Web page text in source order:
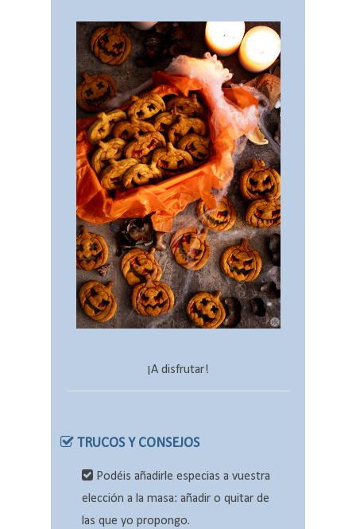
¡A disfrutar!
TRUCOS Y CONSEJOS
Podéis añadirle especias a vuestra
elección a la masa: añadir o quitar de
las que yo propongo.